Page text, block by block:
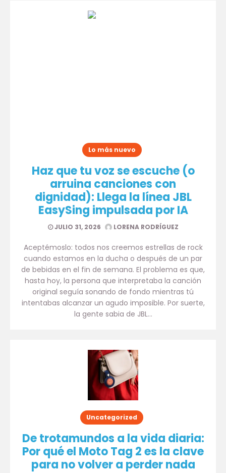
Lo más nuevo
Haz que tu voz se escuche (o
arruina canciones con
dignidad): Llega la línea JBL
EasySing impulsada por IA
JULIO 31, 2026 LORENA RODRÍGUEZ
Aceptémoslo: todos nos creemos estrellas de rock
cuando estamos en la ducha o después de un par
de bebidas en el fin de semana. El problema es que,
hasta hoy, la persona que interpretaba la canción
original seguía sonando de fondo mientras tú
intentabas alcanzar un agudo imposible. Por suerte,
la gente sabia de JBL…
Uncategorized
De trotamundos a la vida diaria:
Por qué el Moto Tag 2 es la clave
para no volver a perder nada